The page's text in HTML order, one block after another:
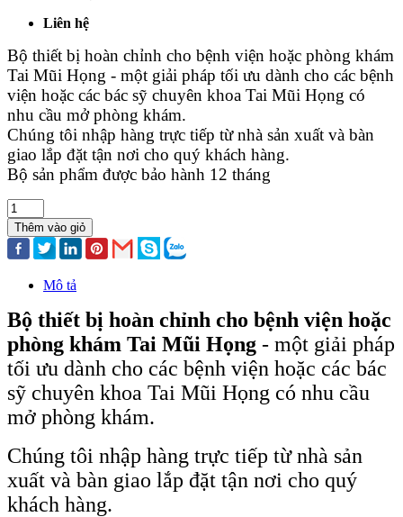
Liên hệ
Bộ thiết bị hoàn chỉnh cho bệnh viện hoặc phòng khám
Tai Mũi Họng - một giải pháp tối ưu dành cho các bệnh
viện hoặc các bác sỹ chuyên khoa Tai Mũi Họng có
nhu cầu mở phòng khám.
Chúng tôi nhập hàng trực tiếp từ nhà sản xuất và bàn
giao lắp đặt tận nơi cho quý khách hàng.
Bộ sản phẩm được bảo hành 12 tháng
Thêm vào giỏ
Mô tả
Bộ thiết bị hoàn chỉnh cho bệnh viện hoặc
phòng khám Tai Mũi Họng - một giải pháp
tối ưu dành cho các bệnh viện hoặc các bác
sỹ chuyên khoa Tai Mũi Họng có nhu cầu
mở phòng khám.
Chúng tôi nhập hàng trực tiếp từ nhà sản
xuất và bàn giao lắp đặt tận nơi cho quý
khách hàng.